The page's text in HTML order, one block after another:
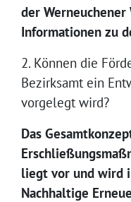
der
Informationen zu
2. Können die
Bezirksamt ein
vorgelegt wird?
Das
liegt vor und wird
Nachhaltige